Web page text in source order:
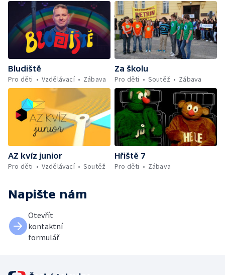
Bludiště
Pro děti
Vzdělávací Zábava
Za školu
Pro děti
Soutěž Zábava
AZ kvíz junior
Pro děti
Vzdělávací Soutěž
Hřiště 7
Pro děti
Zábava
Napište nám
Otevřít
kontaktní
formulář